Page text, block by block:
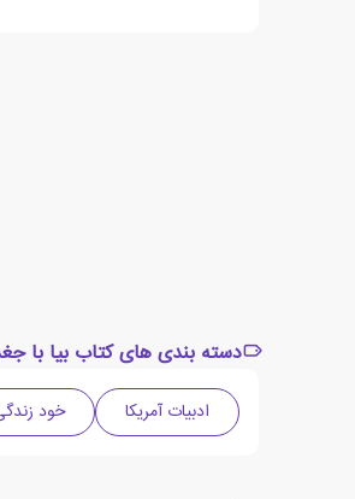
دسته بندی های کتاب بیا با
ادبیات آمریکا خود